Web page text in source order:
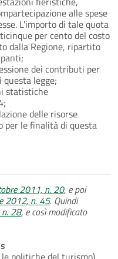
alle spese
L'importo di tale quota
per cento del costo
dalla Regione, ripartito
dei contributi per
legge;
statistiche
delle risorse
per le finalità di questa
2011, n. 20, e poi
2012, n. 45. Quindi
28, e così modificato